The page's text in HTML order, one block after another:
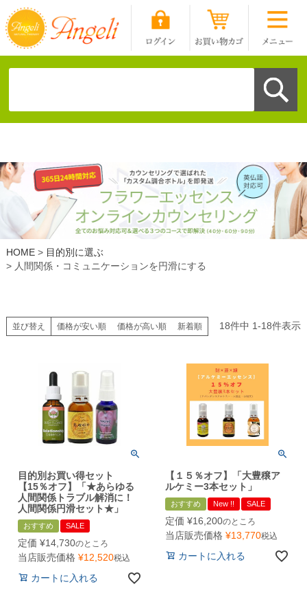
HOME
目的別に選ぶ
人間関係・コミュニケーションを円滑にする
並び替え 価格が安い順 価格が高い順 新着順 18件中 1-18件表示
目的別お買い得セット
【15％オフ】「★あらゆる
人間関係トラブル解消に！
人間関係円滑セット★」
おすすめ SALE
定価 ¥14,730のところ
当店販売価格 ¥12,520税込
カートに入れる
【１５％オフ】「大豊穣ア
ルケミー3本セット」
おすすめ New !! SALE
定価 ¥16,200のところ
当店販売価格 ¥13,770税込
カートに入れる